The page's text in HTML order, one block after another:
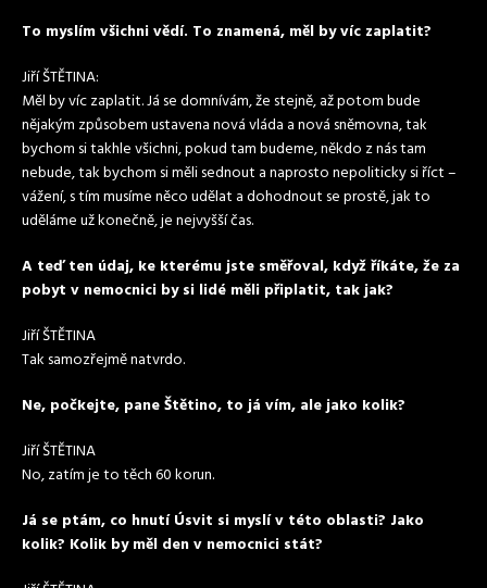
To myslím všichni vědí. To znamená, měl by víc zaplatit?
Jiří ŠTĚTINA:
Měl by víc zaplatit. Já se domnívám, že stejně, až potom bude
nějakým způsobem ustavena nová vláda a nová sněmovna, tak
bychom si takhle všichni, pokud tam budeme, někdo z nás tam
nebude, tak bychom si měli sednout a naprosto nepoliticky si říct –
vážení, s tím musíme něco udělat a dohodnout se prostě, jak to
uděláme už konečně, je nejvyšší čas.
A teď ten údaj, ke kterému jste směřoval, když říkáte, že za
pobyt v nemocnici by si lidé měli připlatit, tak jak?
Jiří ŠTĚTINA
Tak samozřejmě natvrdo.
Ne, počkejte, pane Štětino, to já vím, ale jako kolik?
Jiří ŠTĚTINA
No, zatím je to těch 60 korun.
Já se ptám, co hnutí Úsvit si myslí v této oblasti? Jako
kolik? Kolik by měl den v nemocnici stát?